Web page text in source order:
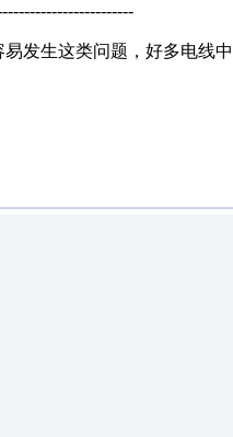
发生这类问题，好多电线